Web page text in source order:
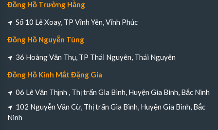
Đồng Hồ Trường Hằng
Số 10 Lê Xoay, TP Vĩnh Yên, Vĩnh Phúc
Đồng Hồ Nguyễn Tùng
36 Hoàng Văn Thụ, TP Thái Nguyên, Thái Nguyên
Đồng Hồ Kính Mắt Đặng Gia
06 Lê Văn Thịnh , Thị trấn Gia Bình, Huyện Gia Bình, Bắc Ninh
102 Nguyễn Văn Cừ, Thị trấn Gia Bình, Huyện Gia Bình, Bắc
Ninh